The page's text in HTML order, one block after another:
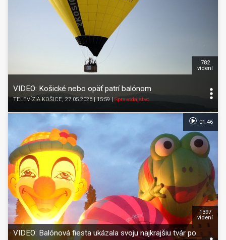
VIDEO: Košické nebo opäť patrí balónom
TELEVÍZIA KOŠICE, 27.05.2026 | 15:59|Spravodajstvo
782
videní
VIDEO: Balónová fiesta ukázala svoju najkrajšiu tvár po
1397
videní
01:46